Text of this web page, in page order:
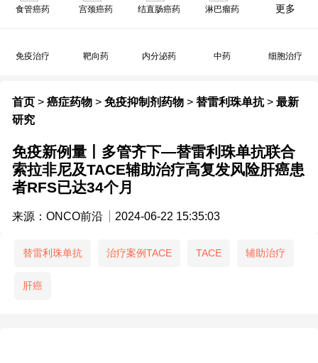
食管癌药 宫颈癌药 结直肠癌药 淋巴瘤药 更多
免疫治疗 靶向药 内分泌药 中药 细胞治疗
首页 > 癌症药物 > 免疫抑制剂药物 > 替雷利珠单抗> 最新
研究
免疫新例量丨多管齐下—替雷利珠单抗联合
索拉非尼及TACE辅助治疗高复发风险肝癌患
者RFS已达34个月
来源：ONCO前沿 2024-06-22 15:35:03
替雷利珠单抗 治疗案例TACE TACE 辅助治疗
肝癌